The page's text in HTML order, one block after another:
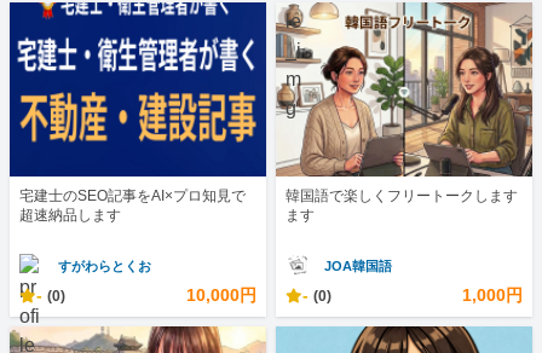
宅建士のSEO記事をAI×プロ知見で
超速納品します
すがわらとくお
- (0) 10,000円
韓国語で楽しくフリートークします
ます
JOA韓国語
- (0) 1,000円